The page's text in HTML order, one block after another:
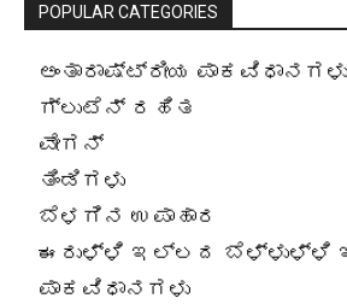
POPULAR CATEGORIES
ಅಂತಾರಾಷ್ಟ್ರೀಯ ಪಾಕವಿಧಾನಗಳು
ಗ್ಲುಟೆನ್ ರಹಿತ
ವೇಗನ್
ತಿಂಡಿಗಳು
ಬೆಳಗಿನ ಉಪಾಹಾರ
ಈರುಳ್ಳಿ ಇಲ್ಲದ ಬೆಳ್ಳುಳ್ಳಿ
ಪಾಕವಿಧಾನಗಳು